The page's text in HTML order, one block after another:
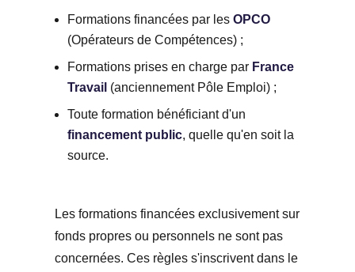
Formations financées par les OPCO
(Opérateurs de Compétences) ;
Formations prises en charge par France
Travail (anciennement Pôle Emploi) ;
Toute formation bénéficiant d'un
financement public, quelle qu'en soit la
source.
Les formations financées exclusivement sur
fonds propres ou personnels ne sont pas
concernées. Ces règles s'inscrivent dans le